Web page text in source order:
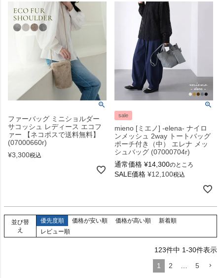
ファーバッグ ミニショルダー
サコッシュ レディース エコフ
ァー 【ネコポスで送料無料】
(07000660r)
¥3,300税込
sale
mieno [ミエノ] -elena- ナイロ
ンメッシュ 2way トートバッグ
ポーチ付き（中） エレナ メッ
シュバッグ (07000704r)
通常価格 ¥14,300のところ
SALE価格 ¥12,100税込
並び替
え
優先度順 価格が安い順 価格が高い順
新着順
レビュー順
123件中 1-30件表示
1
2 5